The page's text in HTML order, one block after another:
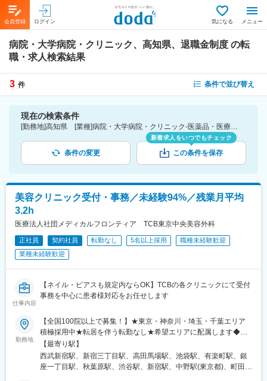
会員登録 ログイン 気になる メニュー
病院・大学病院・クリニック、高知県、退職金制度 の転
職・求人検索結果
3 件 条件で並び替え
現在の検索条件
[勤務地]高知県 [業種]病院・大学病院・クリニック-医薬品・医療機器・ライフサイエンス・医療系サービス [詳細条件](待遇・福利厚生)退職金制度
条件の変更
新着求人をいつでもチェック
この条件を保存
美容クリニック受付・事務／未経験94%／残業月平均
3.2h
医療法人社団メディカルフロンティア TCB東京中央美容外科
正社員 契約社員 転勤なし 5名以上採用
職種未経験歓迎
業種未経験歓迎
仕事内容
【ネイル・ピアスも規定内ならOK】TCBの各クリニックにて受付
事務を中心に患者様対応をお任せします
勤務地
【全国100院以上で募集！】★東京・神奈川・埼玉・千葉エリア
積極採用中★転居を伴う転勤なし★希望エリアに配属します◆ク
リニック一覧＜全国100院以上展開＞【北海道・東北】旭川駅前
院、青森院、盛岡院、秋田院、山形院、仙台駅前院、福島院、郡
山院 など【関東】新宿東口院、池袋駅前院、品川院、秋葉原
【最寄り駅】
西武新宿駅、新宿三丁目駅、高田馬場駅、池袋駅、有楽町駅、銀
座一丁目駅、秋葉原駅、渋谷駅、新宿駅、中野駅(東京都)、町田